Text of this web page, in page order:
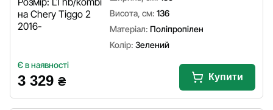
Висота, см: 136
Матеріал: Поліпропілен
Колір: Зелений
Є в наявності
3 329 ₴ Купити